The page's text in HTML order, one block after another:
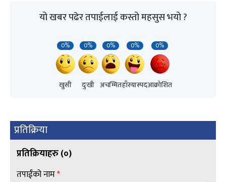
यो खबर पढेर तपाईलाई कस्तो महसुस भयो ?
0%
खुसी
0%
दुःखी
0%
अचम्मित
0%
हाँस्यास्पद
0%
आक्रोशित
प्रतिक्रिया
प्रतिक्रियाहरु (०)
तपाईंको नाम*